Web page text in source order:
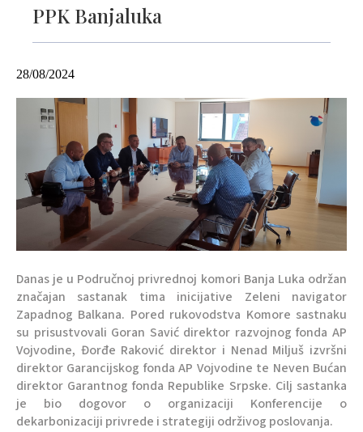
PPK Banjaluka
28/08/2024
Danas je u Područnoj privrednoj komori Banja Luka održan
značajan sastanak tima inicijative Zeleni navigator
Zapadnog Balkana. Pored rukovodstva Komore sastnaku
su prisustvovali Goran Savić direktor razvojnog fonda AP
Vojvodine, Đorđe Raković direktor i Nenad Miljuš izvršni
direktor Garancijskog fonda AP Vojvodine te Neven Bućan
direktor Garantnog fonda Republike Srpske. Cilj sastanka
je bio dogovor o organizaciji Konferencije o
dekarbonizaciji privrede i strategiji održivog poslovanja.